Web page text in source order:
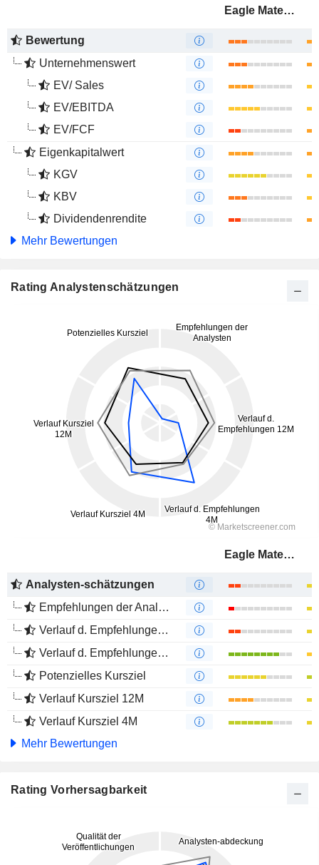
Eagle Materials Inc.
Bewertung
Unternehmenswert
EV/ Sales
EV/EBITDA
EV/FCF
Eigenkapitalwert
KGV
KBV
Dividendenrendite
Mehr Bewertungen
Rating Analystenschätzungen
Eagle Materials Inc.
Analysten-schätzungen
Empfehlungen der Analysten
Verlauf d. Empfehlungen 12M
Verlauf d. Empfehlungen 4M
Potenzielles Kursziel
Verlauf Kursziel 12M
Verlauf Kursziel 4M
Mehr Bewertungen
Rating Vorhersagbarkeit